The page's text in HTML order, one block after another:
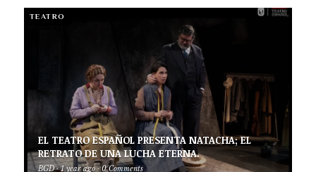
TEATRO
EL TEATRO ESPAÑOL PRESENTA NATACHA; EL
RETRATO DE UNA LUCHA ETERNA.
BGD · 1 year ago · 0 Comments